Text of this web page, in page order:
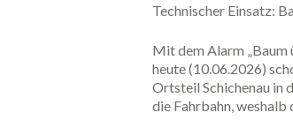
Technischer Einsatz:
Mit dem Alarm „Baum
heute (10.06.2026)
Ortsteil Schichenau in
die Fahrbahn,